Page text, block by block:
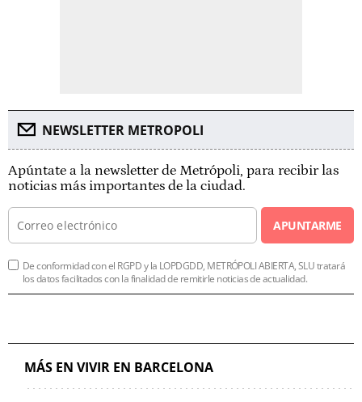
NEWSLETTER METROPOLI
Apúntate a la newsletter de Metrópoli, para recibir las
noticias más importantes de la ciudad.
APUNTARME
De conformidad con el RGPD y la LOPDGDD, METRÓPOLI ABIERTA, SLU tratará
los datos facilitados con la finalidad de remitirle noticias de actualidad.
MÁS EN VIVIR EN BARCELONA